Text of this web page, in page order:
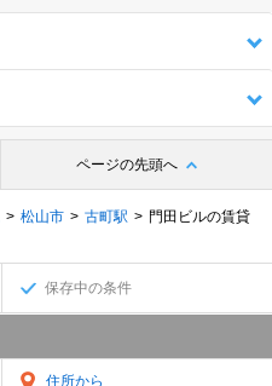
ページの先頭へ
松山市 古町駅
門田ビルの賃貸
保存中の条件
住所から